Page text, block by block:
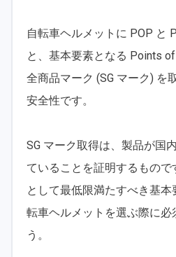
自転車ヘルメットに POP と
と、基本要素となる Points
全商品マーク (SG マーク) を
安全性です。
SG マーク取得は、製品が国
ていることを証明するもので
として最低限満たすべき基
転車ヘルメットを選ぶ際に必
う。